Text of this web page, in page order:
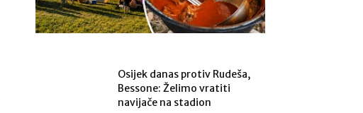
Osijek danas protiv Rudeša,
Bessone: Želimo vratiti
navijače na stadion